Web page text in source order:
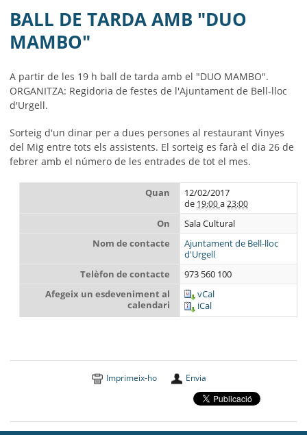
MUNICIPI
SEU ELECTRÒNICA
BELL-LLOC SOLUCIONA
BALL DE TARDA AMB "DUO
MAMBO"
A partir de les 19 h ball de tarda amb el "DUO MAMBO".
ORGANITZA: Regidoria de festes de l'Ajuntament de Bell-lloc
d'Urgell.
Sorteig d'un dinar per a dues persones al restaurant Vinyes
del Mig entre tots els assistents. El sorteig es farà el dia 26 de
febrer amb el número de les entrades de tot el mes.
Quan
12/02/2017
de 19:00 a23:00
On
Sala Cultural
Nom de contacte
Ajuntament de Bell-lloc
d'Urgell
Telèfon de contacte
973 560 100
Afegeix un esdeveniment al
calendari
vCal
iCal
Imprimeix-ho Envia